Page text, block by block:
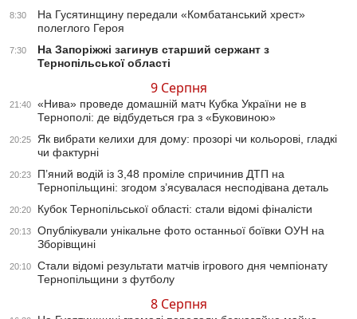
8:30
На Гусятинщину передали «Комбатанський хрест»
полеглого Героя
7:30
На Запоріжжі загинув старший сержант з
Тернопільської області
9 Серпня
21:40
«Нива» проведе домашній матч Кубка України не в
Тернополі: де відбудеться гра з «Буковиною»
20:25
Як вибрати келихи для дому: прозорі чи кольорові, гладкі
чи фактурні
20:23
П’яний водій із 3,48 проміле спричинив ДТП на
Тернопільщині: згодом з’ясувалася несподівана деталь
20:20 Кубок Тернопільської області: стали відомі фіналісти
20:13
Опублікували унікальне фото останньої боївки ОУН на
Зборівщині
20:10
Стали відомі результати матчів ігрового дня чемпіонату
Тернопільщини з футболу
8 Серпня